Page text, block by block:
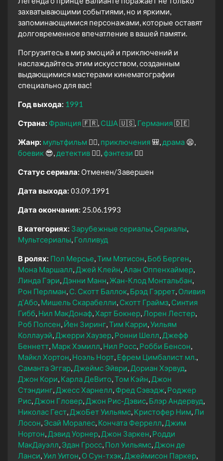
захватывающими событиями, но и яркими,
запоминающимися персонажами, которые оставят
долговременное впечатление в вашей памяти.
Погрузитесь в мир эмоций и приключений и
наслаждайтесь этим искусством, созданным
выдающимися мастерами кинематографии
специально для вас!
Год выхода: 1991
Страна: Франция🇫🇷 США🇺🇸 Германия🇩🇪
Жанр: мультфильм 🧚‍♀️ приключения 🎒 драма 😫
боевик 😎 детектив 🕵️‍♂️ фэнтези 🧝‍♂️
Статус сериала: Отменен/Завершен
Дата выхода: 03.09.1991
Дата окончания: 25.06.1993
В категориях: Зарубежные сериалы Сериалы
Мультсериалы Голливуд
В ролях: Пол Мерсье Тим Мэтисон Боб Берген
Мона Маршалл Джей Клейн Алан Оппенхаймер
Линда Гэри Дэнни Манн Жан-Клод Монтальбан
Рон Перлман С. Скотт Баллок Брэд Гэррет Оливия
д’Або Мишель Скарабелли Скотт Граймз Синтия
Гибб Нил МакДонаф Харт Бокнер Лорен Лестер
Роб Полсен Йен Зиринг Тим Карри Уильям
Коллауэй Джерри Хаузер Ронни Шелл Джефф
Беннетт Марк Хэмилл Нил Росс Робби Бенсон
Майкл Хортон Ноэль Норт Ефрем Цимбалист мл.
Саманта Эггар Джеймс Эйври Дориан Хэрвуд
Джон Кори Карла ДеВито Том Кэйн Джон
Стэндинг Джесс Харнелл Фред Сэвэдж Роджер
Рис Джон Гловер Джон Рис-Дэвис Блэр Андервуд
Николас Гест ДжоБет Уильямс Кристофер Ним Ли
Лосон Эсай Моралес Кончата Феррелл Джим
Нортон Дэвид Уорнер Джон Заркен Родди
МакДауэлл Эдан Гросс Пол Уильямс Джон де
Ланси Уил Уитон О Сун-тхэк Джеймисон Паркер